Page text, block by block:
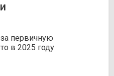
первичную
в 2025 году